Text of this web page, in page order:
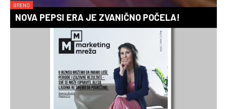
BREND
NOVA PEPSI ERA JE ZVANIČNO POČELA!